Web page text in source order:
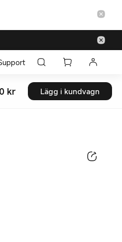
kr Current Price kr599
Lägg i kundvagn